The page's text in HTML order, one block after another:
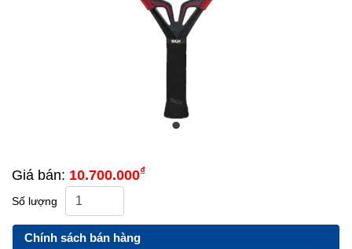
Giá bán: 10.700.000₫
Số lượng
Chính sách bán hàng